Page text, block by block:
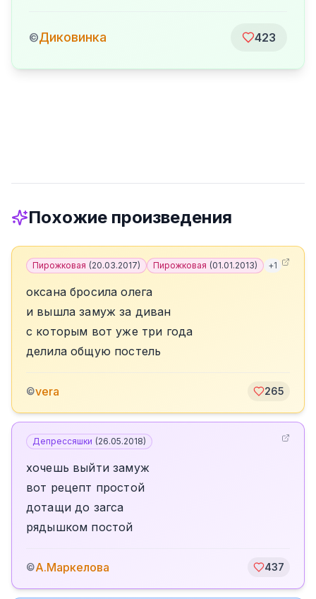
©Диковинка 423
Похожие произведения
Пирожковая (20.03.2017) Пирожковая (01.01.2013) +1
оксана бросила олега
и вышла замуж за диван
с которым вот уже три года
делила общую постель
©vera 265
Депрессяшки (26.05.2018)
хочешь выйти замуж
вот рецепт простой
дотащи до загса
рядышком постой
©А.Маркелова 437